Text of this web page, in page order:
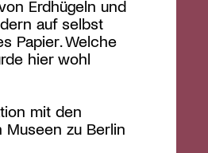
Erdhügeln und
auf selbst
Papier. Welche
hier wohl
mit den
Museen zu Berlin